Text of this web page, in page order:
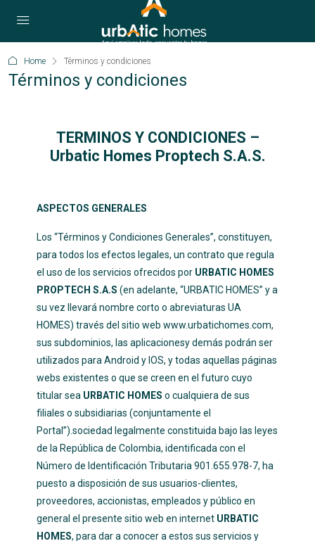
Home Términos y condiciones
Términos y condiciones
TERMINOS Y CONDICIONES –
Urbatic Homes Proptech S.A.S.
ASPECTOS GENERALES
Los “Términos y Condiciones Generales”, constituyen,
para todos los efectos legales, un contrato que regula
el uso de los servicios ofrecidos por URBATIC HOMES
PROPTECH S.A.S (en adelante, “URBATIC HOMES” y a
su vez llevará nombre corto o abreviaturas UA
HOMES) través del sitio web www.urbatichomes.com,
sus subdominios, las aplicacionesy demás podrán ser
utilizados para Android y IOS, y todas aquellas páginas
webs existentes o que se creen en el futuro cuyo
titular sea URBATIC HOMES o cualquiera de sus
filiales o subsidiarias (conjuntamente el
Portal”).sociedad legalmente constituida bajo las leyes
de la República de Colombia, identificada con el
Número de Identificación Tributaria 901.655.978-7, ha
puesto a disposición de sus usuarios-clientes,
proveedores, accionistas, empleados y público en
general el presente sitio web en internet URBATIC
HOMES, para dar a conocer a estos sus servicios y